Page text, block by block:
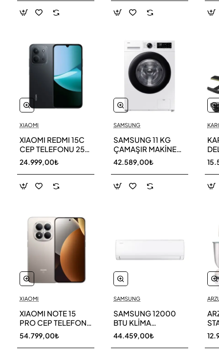
XIAOMI
XIAOMI REDMI 15C
CEP TELEFONU 256
GB
24.999,00₺
XIAOMI
XIAOMI NOTE 15
PRO CEP TELEFONU
256 GB
54.799,00₺
SAMSUNG
SAMSUNG 11 KG
ÇAMAŞIR MAKİNESİ
WW11DG5B25AEAH
42.589,00₺
SAMSUNG
SAMSUNG 12000
BTU KLİMA
AR40F12C0AM SK
44.459,00₺